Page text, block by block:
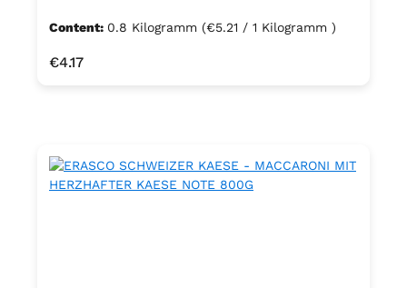
Content: 0.8 Kilogramm (€5.21 / 1 Kilogramm )
Regular price:
€4.17